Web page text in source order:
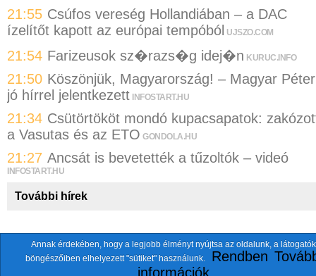
21:55 Csúfos vereség Hollandiában – a DAC
ízelítőt kapott az európai tempóból UJSZO.COM
21:54 Farizeusok sz�razs�g idej�n KURUC.INFO
21:50 Köszönjük, Magyarország! – Magyar Péter
jó hírrel jelentkezett INFOSTART.HU
21:34 Csütörtököt mondó kupacsapatok:
a Vasutas és az ETO GONDOLA.HU
21:27 Ancsát is bevetették a tűzoltók – videó
INFOSTART.HU
További hírek
A fentiekkel együtt összesen118 oldaltszemlézünk.
© 2026 Nemzeti.net - E-mail:ten.itezmen@itezmen
Annak érdekében, hogy a legjobb élményt nyújtsa az oldalunk, a látogatók
böngészőiben elhelyezett "sütiket" használunk.
Rendben
információk